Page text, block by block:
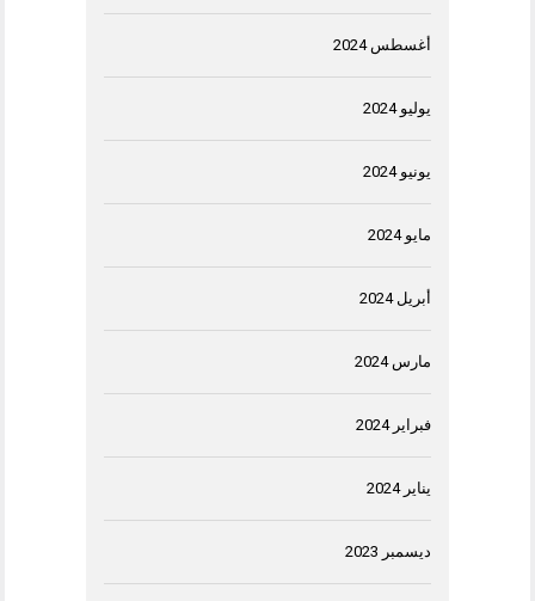
أغسطس 2024
يوليو 2024
يونيو 2024
مايو 2024
أبريل 2024
مارس 2024
فبراير 2024
يناير 2024
ديسمبر 2023